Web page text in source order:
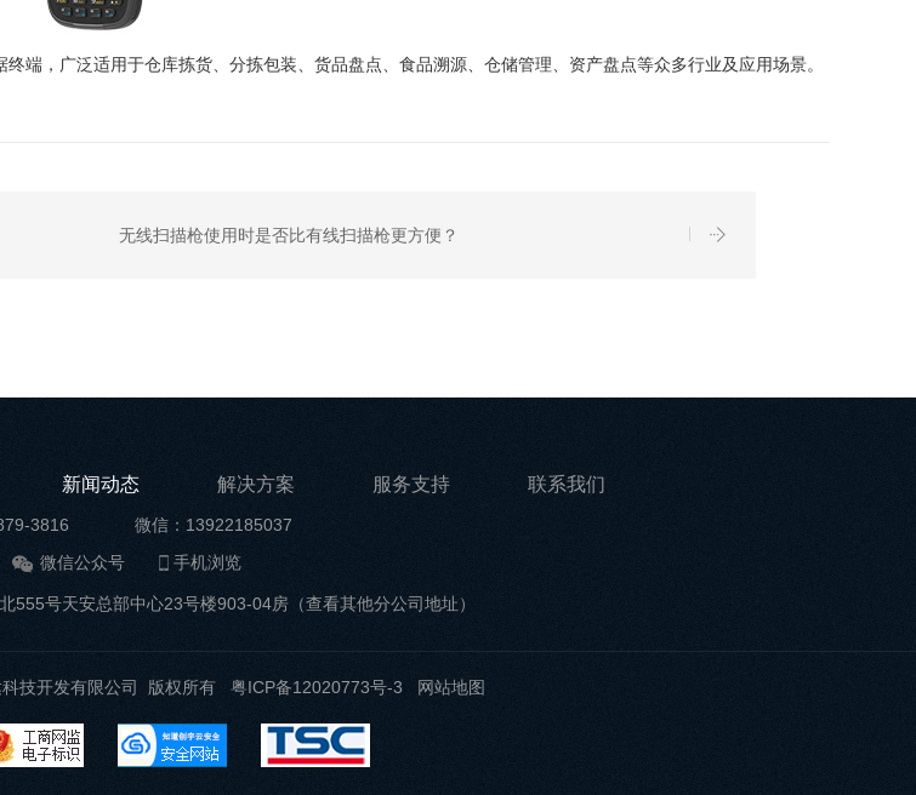
终端，广泛适用于仓库拣货、分拣包装、货品盘点、食品溯源、仓储管理、资产盘点等众多行业及应用场景。
无线扫描枪使用时是否比有线扫描枪更方便？
新闻动态 解决方案 服务支持 联系我们
3816
微信：13922185037
微信公众号 手机浏览
555号天安总部中心23号楼903-04房（查看其他分公司地址）
技开发有限公司 版权所有 粤ICP备12020773号-3 网站地图